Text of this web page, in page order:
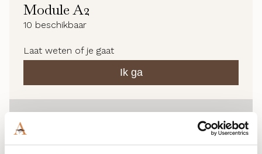
Module A2
10 beschikbaar
Laat weten of je gaat
Ik ga